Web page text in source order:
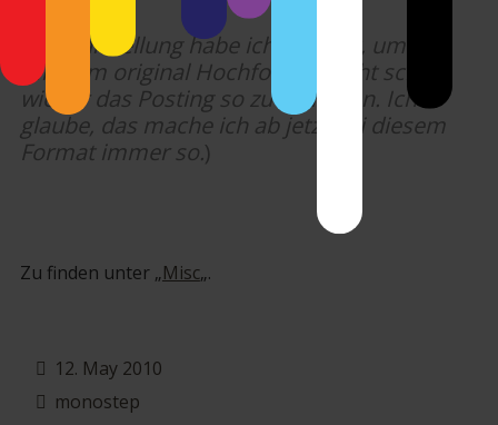
die Darstellung habe ich gewählt, um mir
mit dem original Hochformat nicht schon
wieder das Posting so zu verhauen. Ich
glaube, das mache ich ab jetzt bei diesem
Format immer so.)
Zu finden unter „Misc„.
12. May 2010
monostep